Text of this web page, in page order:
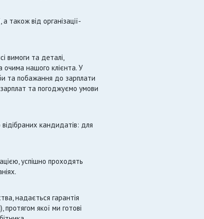
також від організації-
вимоги та деталі,
нашого клієнта. У
та побажання до зарплати
та погоджуємо умови
кандидатів: для
успішно проходять
надається гарантія
протягом якої ми готові